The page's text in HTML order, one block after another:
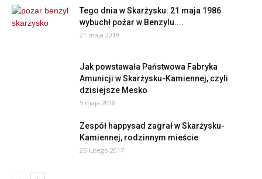
Tego dnia w Skarżysku: 21 maja 1986
wybuchł pożar w Benzylu....
21 maja 2019
Jak powstawała Państwowa Fabryka
Amunicji w Skarżysku-Kamiennej, czyli
dzisiejsze Mesko
5 maja 2018
Zespół happysad zagrał w Skarżysku-
Kamiennej, rodzinnym mieście
26 lutego 2017